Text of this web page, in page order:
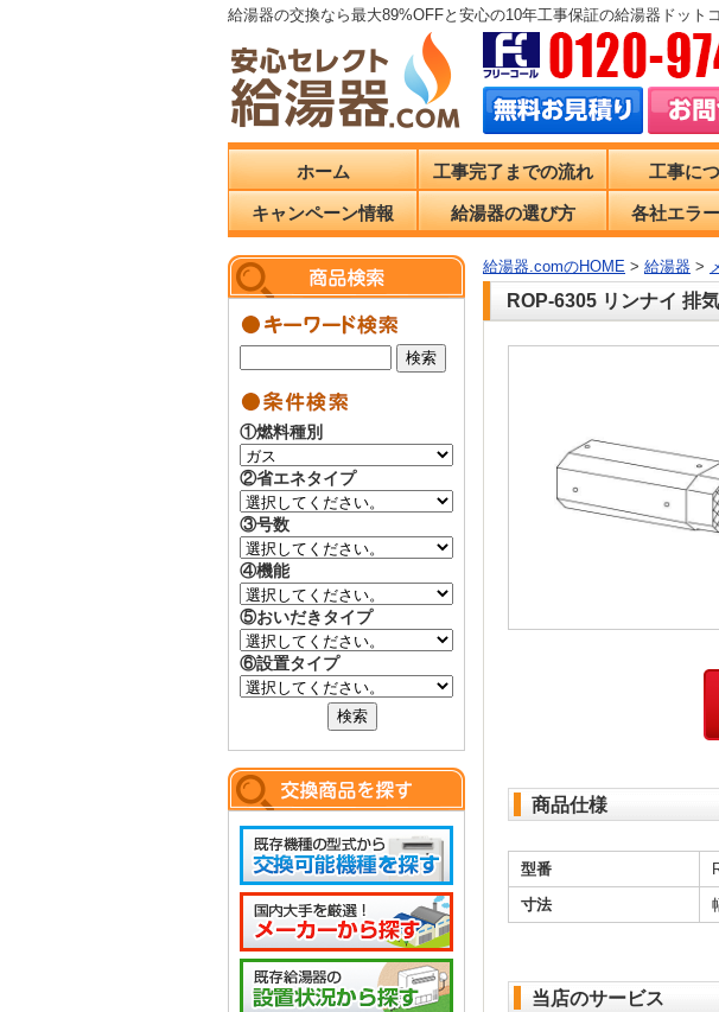
給湯器の交換なら最大89%OFFと安心の10年工事保証の給湯器ドット
ホーム 工事完了までの流れ 工事に
キャンペーン情報 給湯器の選び方 各社エラ
給湯器.comのHOME > 給湯器 >
ROP-6305 リンナイ 排
商品仕様
型番
寸法
当店のサービス
①燃料種別
②省エネタイプ
③号数
④機能
⑤おいだきタイプ
⑥設置タイプ